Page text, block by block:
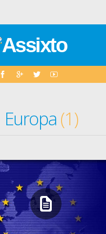
Europa 1